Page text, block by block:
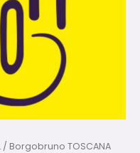
/ Borgobruno TOSCANA